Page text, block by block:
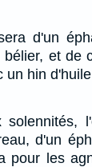
d'un
et de
un hin
d'un
pour les